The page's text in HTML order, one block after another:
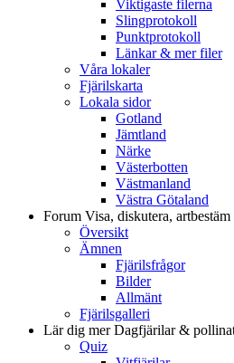
Viktigaste filerna
Slingprotokoll
Punktprotokoll
Länkar & mer filer
Våra lokaler
Fjärilskarta
Lokala sidor
Gotland
Jämtland
Närke
Västerbotten
Västmanland
Västra Götaland
Forum Visa, diskutera, artbestäm
Översikt
Ämnen
Fjärilsfrågor
Bilder
Allmänt
Fjärilsgalleri
Lär dig merDagfjärilar &
Quiz